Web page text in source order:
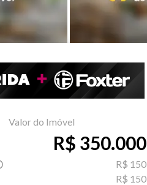
Valor do Imóvel
R$ 350.000
R$ 150
R$ 150